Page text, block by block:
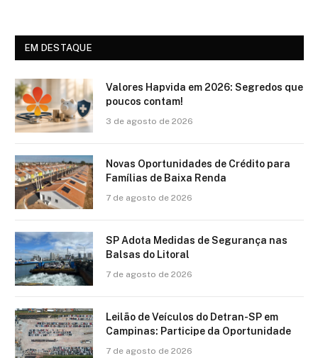
EM DESTAQUE
Valores Hapvida em 2026: Segredos que
poucos contam!
3 de agosto de 2026
Novas Oportunidades de Crédito para
Famílias de Baixa Renda
7 de agosto de 2026
SP Adota Medidas de Segurança nas
Balsas do Litoral
7 de agosto de 2026
Leilão de Veículos do Detran-SP em
Campinas: Participe da Oportunidade
7 de agosto de 2026